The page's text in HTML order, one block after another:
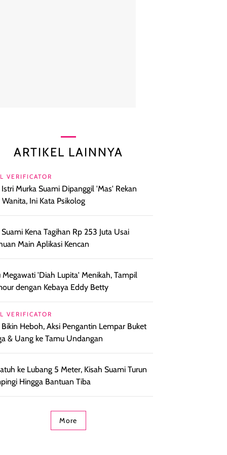
ARTIKEL LAINNYA
VERIFICATOR
Murka Suami Dipanggil 'Mas' Rekan
Wanita, Ini Kata Psikolog
Kena Tagihan Rp 253 Juta Usai
Main Aplikasi Kencan
Megawati 'Diah Lupita' Menikah, Tampil
dengan Kebaya Eddy Betty
VERIFICATOR
Heboh, Aksi Pengantin Lempar Buket
& Uang ke Tamu Undangan
ke Lubang 5 Meter, Kisah Suami Turun
Hingga Bantuan Tiba
More